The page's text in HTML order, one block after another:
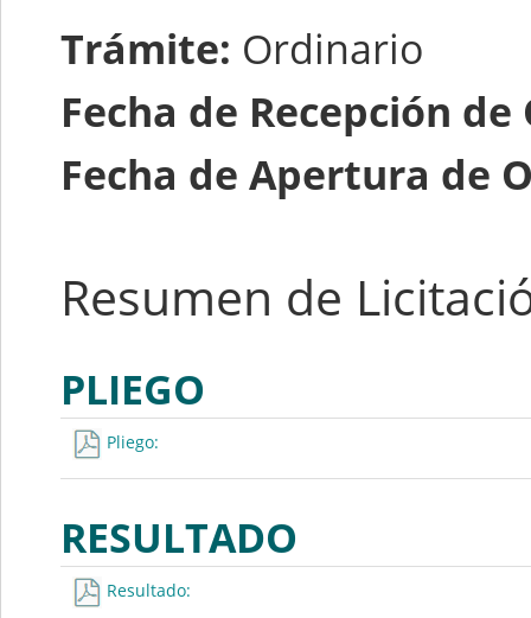
Trámite: Ordinario
Fecha de Recepción
Fecha de Apertura de
Resumen de
PLIEGO
Pliego:
RESULTADO
Resultado: